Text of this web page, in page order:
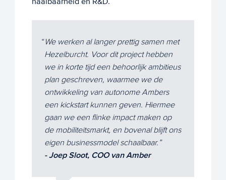
We werken al langer prettig samen met
Hezelburcht. Voor dit project hebben
we in korte tijd een behoorlijk ambitieus
plan geschreven, waarmee we de
ontwikkeling van autonome Ambers
een kickstart kunnen geven. Hiermee
gaan we een flinke impact maken op
de mobiliteitsmarkt, en bovenal blijft ons
eigen businessmodel schaalbaar.
- Joep Sloot, COO van Amber